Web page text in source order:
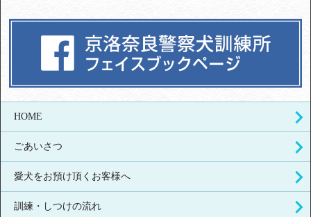
HOME
ごあいさつ
愛犬をお預け頂くお客様へ
訓練・しつけの流れ